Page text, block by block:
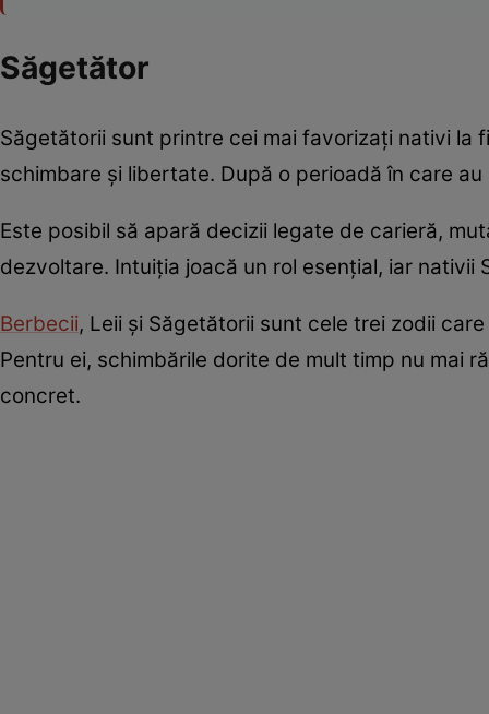
Săgetător
Săgetătorii sunt printre cei mai favorizați nativi la
schimbare și libertate. După o perioadă în care
Este posibil să apară decizii legate de carieră,
dezvoltare. Intuiția joacă un rol esențial, iar
Berbecii, Leii și Săgetătorii sunt cele trei zodii
Pentru ei, schimbările dorite de mult timp nu mai
concret.